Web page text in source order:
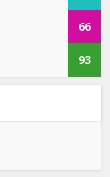
66
93